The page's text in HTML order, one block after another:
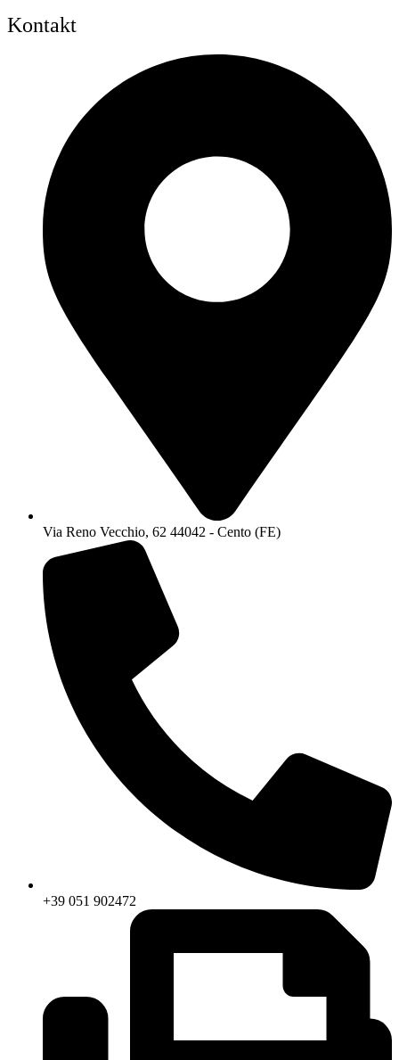
Kontakt
Via Reno Vecchio, 62 44042 - Cento (FE)
+39 051 902472